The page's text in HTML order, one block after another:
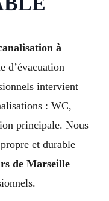
à
d’évacuation
intervient
: WC,
principale. Nous
et durable
de Marseille